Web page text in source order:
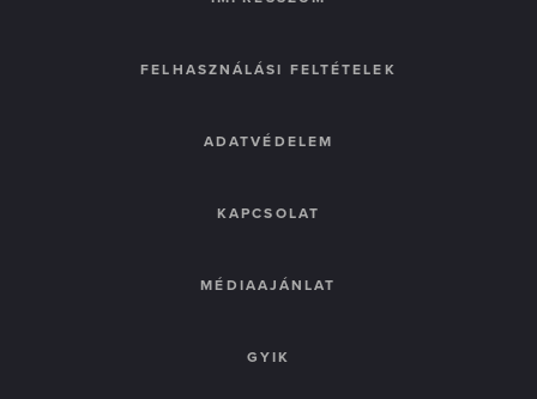
FELHASZNÁLÁSI FELTÉTELEK
ADATVÉDELEM
KAPCSOLAT
MÉDIAAJÁNLAT
GYIK